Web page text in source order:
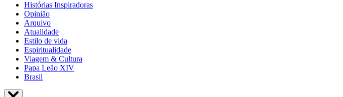
Histórias Inspiradoras
Opinião
Arquivo
Atualidade
Estilo de vida
Espiritualidade
Viagem & Cultura
Papa Leão XIV
Brasil